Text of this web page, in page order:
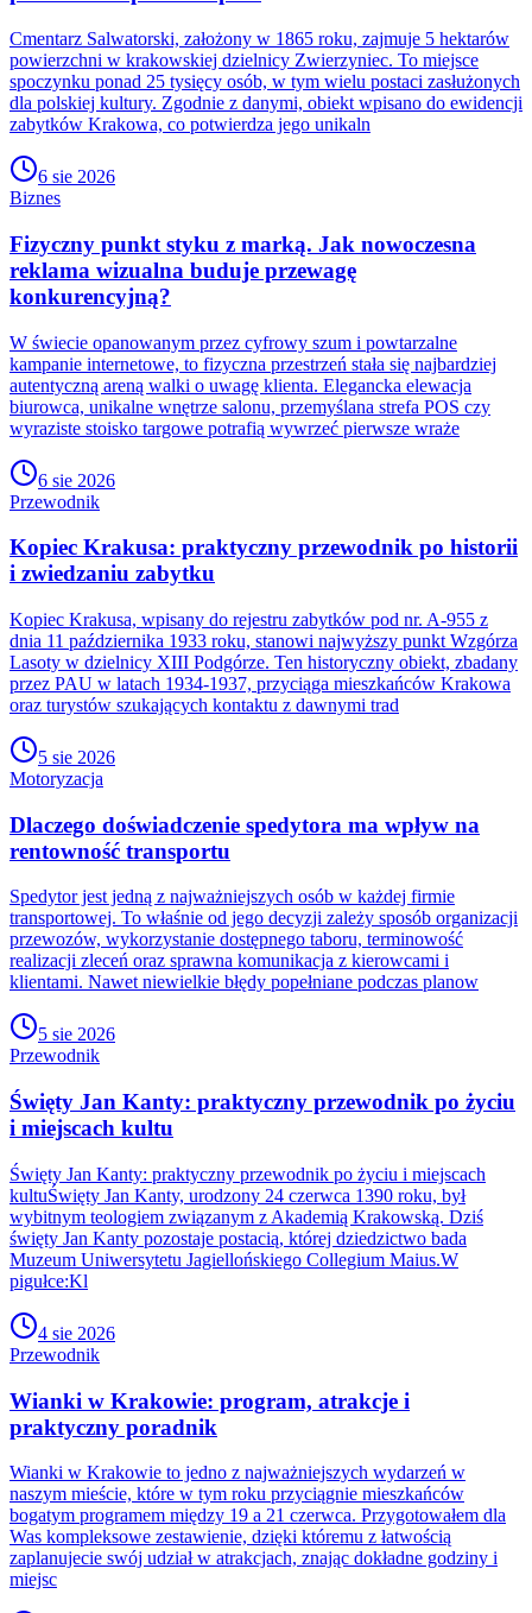
Cmentarz Salwatorski, założony w 1865 roku, zajmuje 5 hektarów
powierzchni w krakowskiej dzielnicy Zwierzyniec. To miejsce
spoczynku ponad 25 tysięcy osób, w tym wielu postaci zasłużonych
dla polskiej kultury. Zgodnie z danymi, obiekt wpisano do ewidencji
zabytków Krakowa, co potwierdza jego unikaln
6 sie 2026
Biznes
Fizyczny punkt styku z marką. Jak nowoczesna
reklama wizualna buduje przewagę
konkurencyjną?
W świecie opanowanym przez cyfrowy szum i powtarzalne
kampanie internetowe, to fizyczna przestrzeń stała się najbardziej
autentyczną areną walki o uwagę klienta. Elegancka elewacja
biurowca, unikalne wnętrze salonu, przemyślana strefa POS czy
wyraziste stoisko targowe potrafią wywrzeć pierwsze wraże
6 sie 2026
Przewodnik
Kopiec Krakusa: praktyczny przewodnik po historii
i zwiedzaniu zabytku
Kopiec Krakusa, wpisany do rejestru zabytków pod nr. A-955 z
dnia 11 października 1933 roku, stanowi najwyższy punkt Wzgórza
Lasoty w dzielnicy XIII Podgórze. Ten historyczny obiekt, zbadany
przez PAU w latach 1934-1937, przyciąga mieszkańców Krakowa
oraz turystów szukających kontaktu z dawnymi trad
5 sie 2026
Motoryzacja
Dlaczego doświadczenie spedytora ma wpływ na
rentowność transportu
Spedytor jest jedną z najważniejszych osób w każdej firmie
transportowej. To właśnie od jego decyzji zależy sposób organizacji
przewozów, wykorzystanie dostępnego taboru, terminowość
realizacji zleceń oraz sprawna komunikacja z kierowcami i
klientami. Nawet niewielkie błędy popełniane podczas planow
5 sie 2026
Przewodnik
Święty Jan Kanty: praktyczny przewodnik po życiu
i miejscach kultu
Święty Jan Kanty: praktyczny przewodnik po życiu i miejscach
kultuŚwięty Jan Kanty, urodzony 24 czerwca 1390 roku, był
wybitnym teologiem związanym z Akademią Krakowską. Dziś
święty Jan Kanty pozostaje postacią, której dziedzictwo bada
Muzeum Uniwersytetu Jagiellońskiego Collegium Maius.W
pigułce:Kl
4 sie 2026
Przewodnik
Wianki w Krakowie: program, atrakcje i
praktyczny poradnik
Wianki w Krakowie to jedno z najważniejszych wydarzeń w
naszym mieście, które w tym roku przyciągnie mieszkańców
bogatym programem między 19 a 21 czerwca. Przygotowałem dla
Was kompleksowe zestawienie, dzięki któremu z łatwością
zaplanujecie swój udział w atrakcjach, znając dokładne godziny i
miejsc